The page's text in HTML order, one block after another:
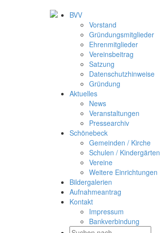
BVV
Vorstand
Gründungsmitglieder
Ehrenmitglieder
Vereinsbeitrag
Satzung
Datenschutzhinweise
Gründung
Aktuelles
News
Veranstaltungen
Pressearchiv
Schönebeck
Gemeinden / Kirche
Schulen / Kindergärten
Vereine
Weitere Einrichtungen
Bildergalerien
Aufnahmeantrag
Kontakt
Impressum
Bankverbindung